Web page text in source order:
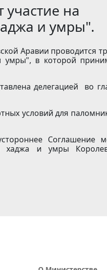
на
и умры".
Аравии проводится
умры", в которой
делегацией во
условий для
Соглашение
хаджа и умры